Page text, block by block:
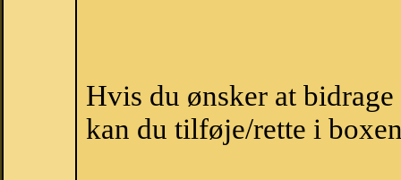
Hvis du ønsker at
kan du tilføje/rette i